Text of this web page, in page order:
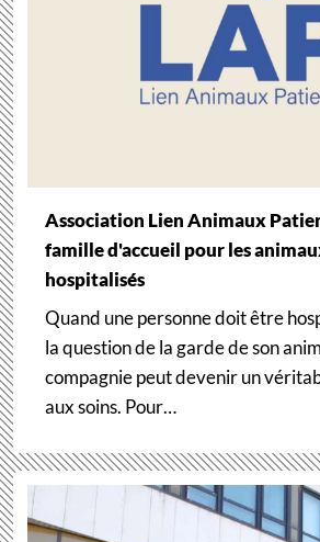
Association Lien Animaux
famille d'accueil pour les
hospitalisés
Quand une personne doit être
la question de la garde de son
compagnie peut devenir un
aux soins. Pour…